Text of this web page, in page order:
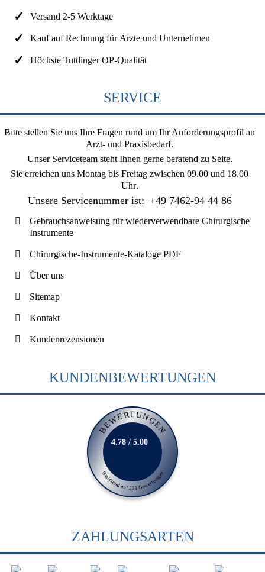
Versand 2-5 Werktage
Kauf auf Rechnung für Ärzte und Unternehmen
Höchste Tuttlinger OP-Qualität
SERVICE
Bitte stellen Sie uns Ihre Fragen rund um Ihr Anforderungsprofil an
Arzt- und Praxisbedarf.
Unser Serviceteam steht Ihnen gerne beratend zu Seite.
Sie erreichen uns Montag bis Freitag zwischen 09.00 und 18.00
Uhr.
Unsere Servicenummer ist: +49 7462-94 44 86
Gebrauchsanweisung für wiederverwendbare Chirurgische
Instrumente
Chirurgische-Instrumente-Kataloge PDF
Über uns
Sitemap
Kontakt
Kundenrezensionen
KUNDENBEWERTUNGEN
BEWERTUNGEN
Basierend auf 231 Bewertungen
4.78 / 5.00
ZAHLUNGSARTEN